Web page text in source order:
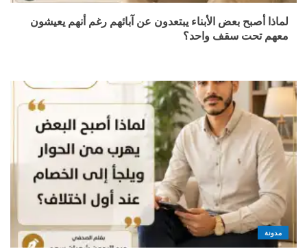
لماذا أصبح بعض الأبناء يبتعدون عن آبائهم رغم أنهم يعيشون
معهم تحت سقف واحد؟
مدونة